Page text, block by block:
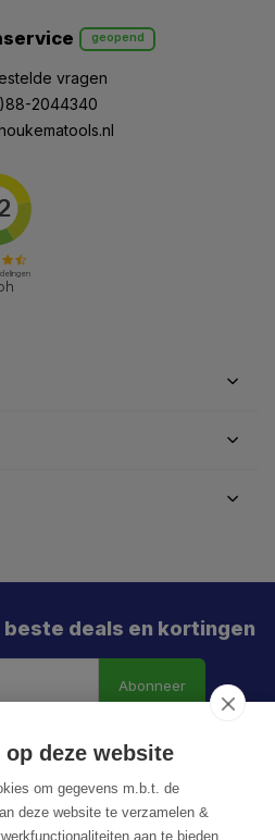
geopend
vragen
2044340
deals en kortingen
Abonneer
deze website
om gegevens m.b.t. de
deze website te verzamelen &
aan te bieden